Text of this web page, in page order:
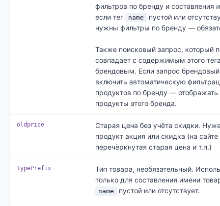
фильтров по бренду и составления
если тег
name
пустой или
нужны фильтры по бренду —
Также поисковый запрос, который
совпадает с содержимым этого
брендовым. Если запрос
включить автоматическую
продуктов по бренду — отображать
продукты этого бренда.
oldprice
Старая цена без учёта скидки.
продукт акция или скидка (на
перечёркнутая старая цена и т.п.)
typePrefix
Тип товара, необязательный.
только для составления имени
name пустой или отсутствует.